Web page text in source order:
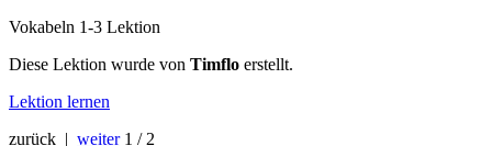
Vokabeln 1-3 Lektion
Diese Lektion wurde von Timflo erstellt.
Lektion lernen
zurück | weiter 1 / 2